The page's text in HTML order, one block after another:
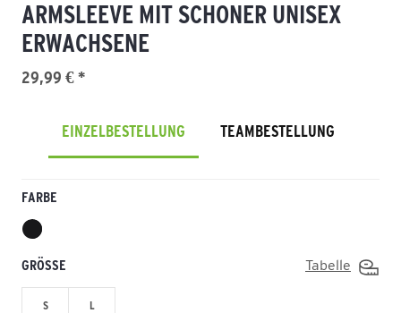
ARMSLEEVE MIT SCHONER UNISEX
ERWACHSENE
29,99 € *
EINZELBESTELLUNG TEAMBESTELLUNG
FARBE
GRÖSSE Tabelle
S L